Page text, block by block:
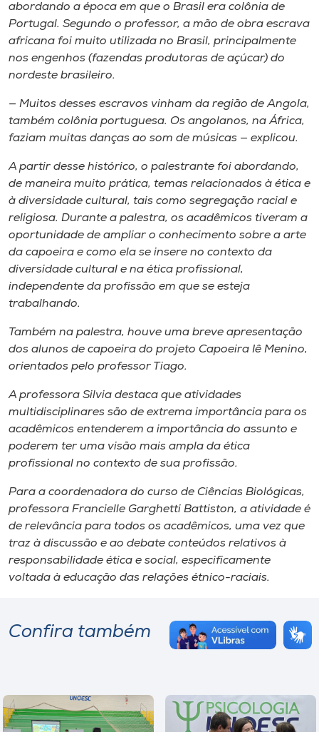
abordando a época em que o Brasil era colônia de
Portugal. Segundo o professor, a mão de obra escrava
africana foi muito utilizada no Brasil, principalmente
nos engenhos (fazendas produtoras de açúcar) do
nordeste brasileiro.
— Muitos desses escravos vinham da região de Angola,
também colônia portuguesa. Os angolanos, na África,
faziam muitas danças ao som de músicas — explicou.
A partir desse histórico, o palestrante foi abordando,
de maneira muito prática, temas relacionados à ética e
à diversidade cultural, tais como segregação racial e
religiosa. Durante a palestra, os acadêmicos tiveram a
oportunidade de ampliar o conhecimento sobre a arte
da capoeira e como ela se insere no contexto da
diversidade cultural e na ética profissional,
independente da profissão em que se esteja
trabalhando.
Também na palestra, houve uma breve apresentação
dos alunos de capoeira do projeto Capoeira Iê Menino,
orientados pelo professor Tiago.
A professora Silvia destaca que atividades
multidisciplinares são de extrema importância para os
acadêmicos entenderem a importância do assunto e
poderem ter uma visão mais ampla da ética
profissional no contexto de sua profissão.
Para a coordenadora do curso de Ciências Biológicas,
professora Francielle Garghetti Battiston, a atividade é
de relevância para todos os acadêmicos, uma vez que
traz à discussão e ao debate conteúdos relativos à
responsabilidade ética e social, especificamente
voltada à educação das relações étnico-raciais.
Confira também